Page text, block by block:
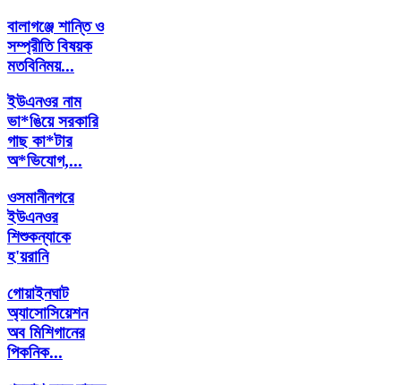
বালাগঞ্জে শান্তি ও
সম্প্রীতি বিষয়ক
মতবিনিময়...
ইউএনওর নাম
ভা*ঙিয়ে সরকারি
গাছ কা*টার
অ*ভিযোগ,...
ওসমানীনগরে
ইউএনওর
শিশুকন্যাকে
হ'য়রানি
গোয়াইনঘাট
অ্যাসোসিয়েশন
অব মিশিগানের
পিকনিক...